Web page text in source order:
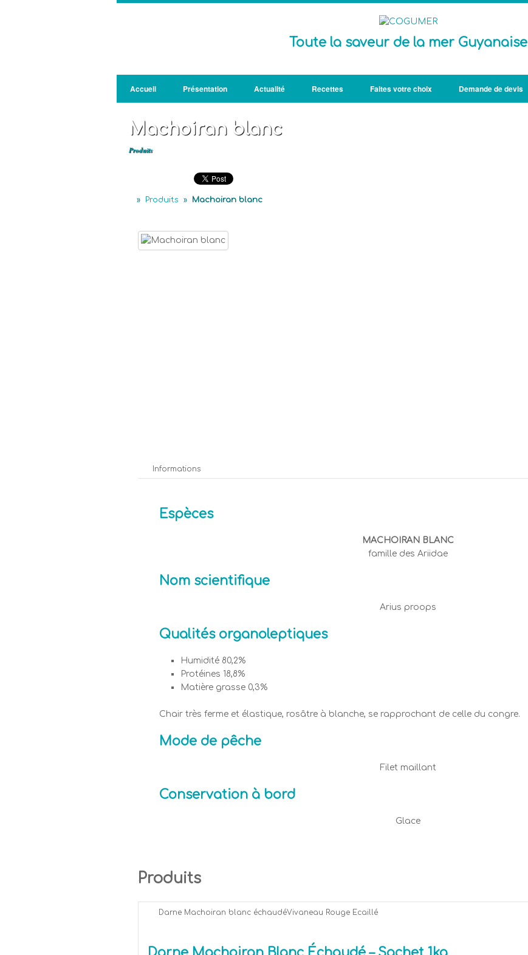
Toute la saveur de la mer Guyanaise
Accueil Présentation Actualité Recettes Faites votre choix Demande de devis
Machoiran blanc
Produits
» Produits » Machoiran blanc
Informations
Espèces
MACHOIRAN BLANC
famille des Ariidae
Nom scientifique
Arius proops
Qualités organoleptiques
Humidité 80,2%
Protéines 18,8%
Matière grasse 0,3%
Chair très ferme et élastique, rosâtre à blanche, se rapprochant de celle du congre.
Mode de pêche
Filet maillant
Conservation à bord
Glace
Produits
Darne Machoiran blanc échaudéVivaneau Rouge Ecaillé